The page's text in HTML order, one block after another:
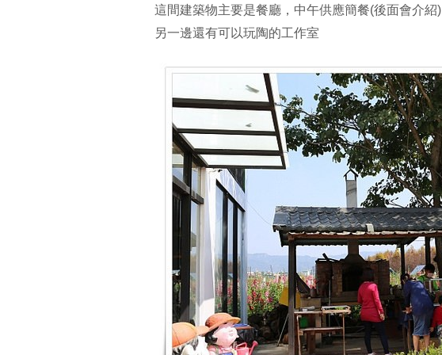
這間建築物主要是餐廳，中午供應簡餐(後面會介紹)
另一邊還有可以玩陶的工作室